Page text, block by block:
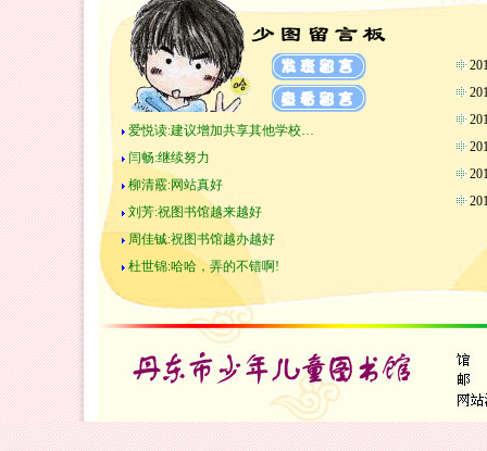
爱悦读:建议增加共享其他学校…
闫畅:继续努力
柳清霰:网站真好
刘芳:祝图书馆越来越好
周佳铖:祝图书馆越办越好
杜世锦:哈哈，弄的不错啊!